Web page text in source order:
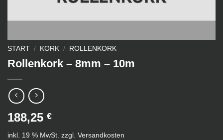
START / KORK / ROLLENKORK
Rollenkork – 8mm – 10m
188,25 €
inkl. 19 % MwSt. zzgl. Versandkosten